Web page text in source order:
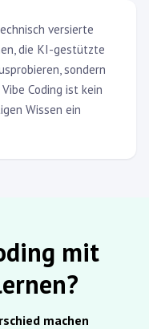
versierte
die KI-gestützte
sondern
Coding ist kein
Wissen ein
mit
machen